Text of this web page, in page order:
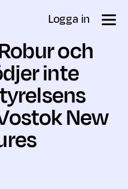
Logga in
och
inte
New